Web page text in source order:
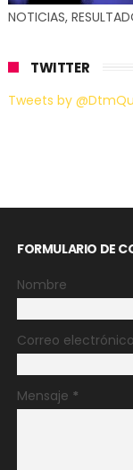
NOTICIAS,
TWITTER
Tweets by
FORMULARIO DE
Nombre
Correo electrónico
Mensaje *